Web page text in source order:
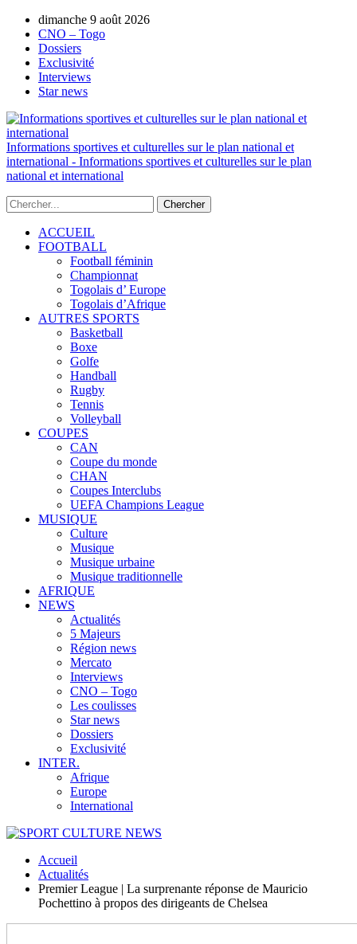
dimanche 9 août 2026
CNO – Togo
Dossiers
Exclusivité
Interviews
Star news
Informations sportives et culturelles sur le plan national et
international - Informations sportives et culturelles sur le plan
national et international
ACCUEIL
FOOTBALL
Football féminin
Championnat
Togolais d’ Europe
Togolais d’Afrique
AUTRES SPORTS
Basketball
Boxe
Golfe
Handball
Rugby
Tennis
Volleyball
COUPES
CAN
Coupe du monde
CHAN
Coupes Interclubs
UEFA Champions League
MUSIQUE
Culture
Musique
Musique urbaine
Musique traditionnelle
AFRIQUE
NEWS
Actualités
5 Majeurs
Région news
Mercato
Interviews
CNO – Togo
Les coulisses
Star news
Dossiers
Exclusivité
INTER.
Afrique
Europe
International
Accueil
Actualités
Premier League | La surprenante réponse de Mauricio
Pochettino à propos des dirigeants de Chelsea
AUTORISATION DE LA HAAC N°0134/